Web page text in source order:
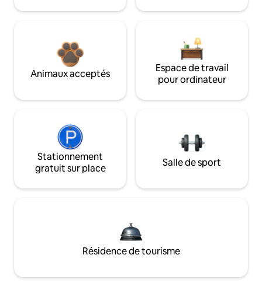
Animaux acceptés
Espace de travail
pour ordinateur
Stationnement
gratuit sur place
Salle de sport
Résidence de tourisme